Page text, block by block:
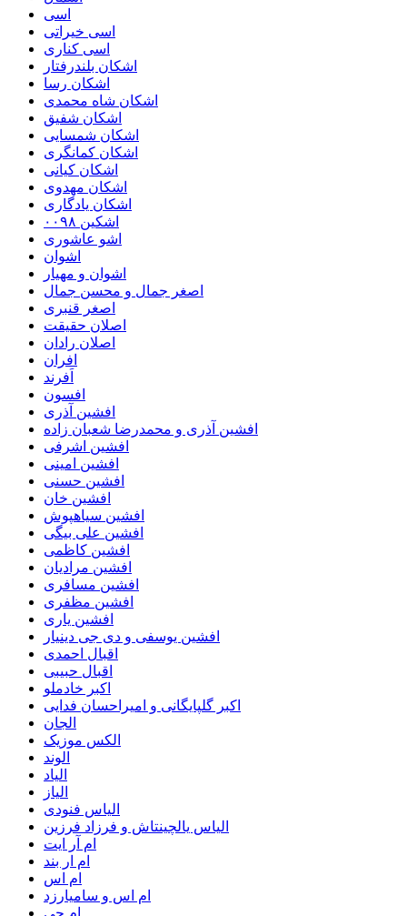
اسی
اسی خیراتی
اسی کناری
اشکان بلندرفتار
اشکان رسا
اشکان شاه محمدی
اشکان شفیق
اشکان شمسایی
اشکان‌ کمانگری
اشکان کیانی
اشکان مهدوی
اشکان یادگاری
اشکین ۰۰۹۸
اشو عاشوری
اشوان
اشوان و مهیار
اصغر جمال و محسن جمال
اصغر قنبری
اصلان حقیقت
اصلان رادان
افران
اَفرند
افسون
افشین آذری
افشین آذری و محمدرضا شعبان زاده
افشین اشرفی
افشین امینی
افشین حسنی
افشین خان
افشین سیاهپوش
افشین علی بیگی
افشین کاظمی
افشین مرادیان
افشین مسافری
افشین مظفری
افشین یاری
افشین یوسفی و دی جی دینیار
اقبال احمدی
اقبال حبیبی
اکبر خادملو
اکبر گلپایگانی و امیراحسان فدایی
الجان
الکس موزیک
الوند
الیاد
الیاز
الیاس فنودی
الیاس یالچینتاش و فرزاد فرزین
ام آر ایت
ام‌ ار بند
ام اس
ام اس و سامیارزد